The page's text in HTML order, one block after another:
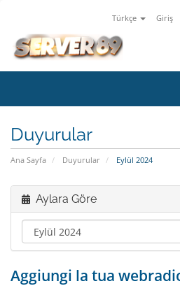
Türkçe Giriş
Duyurular
Ana Sayfa Duyurular Eylül 2024
Aylara Göre
Aggiungi la tua